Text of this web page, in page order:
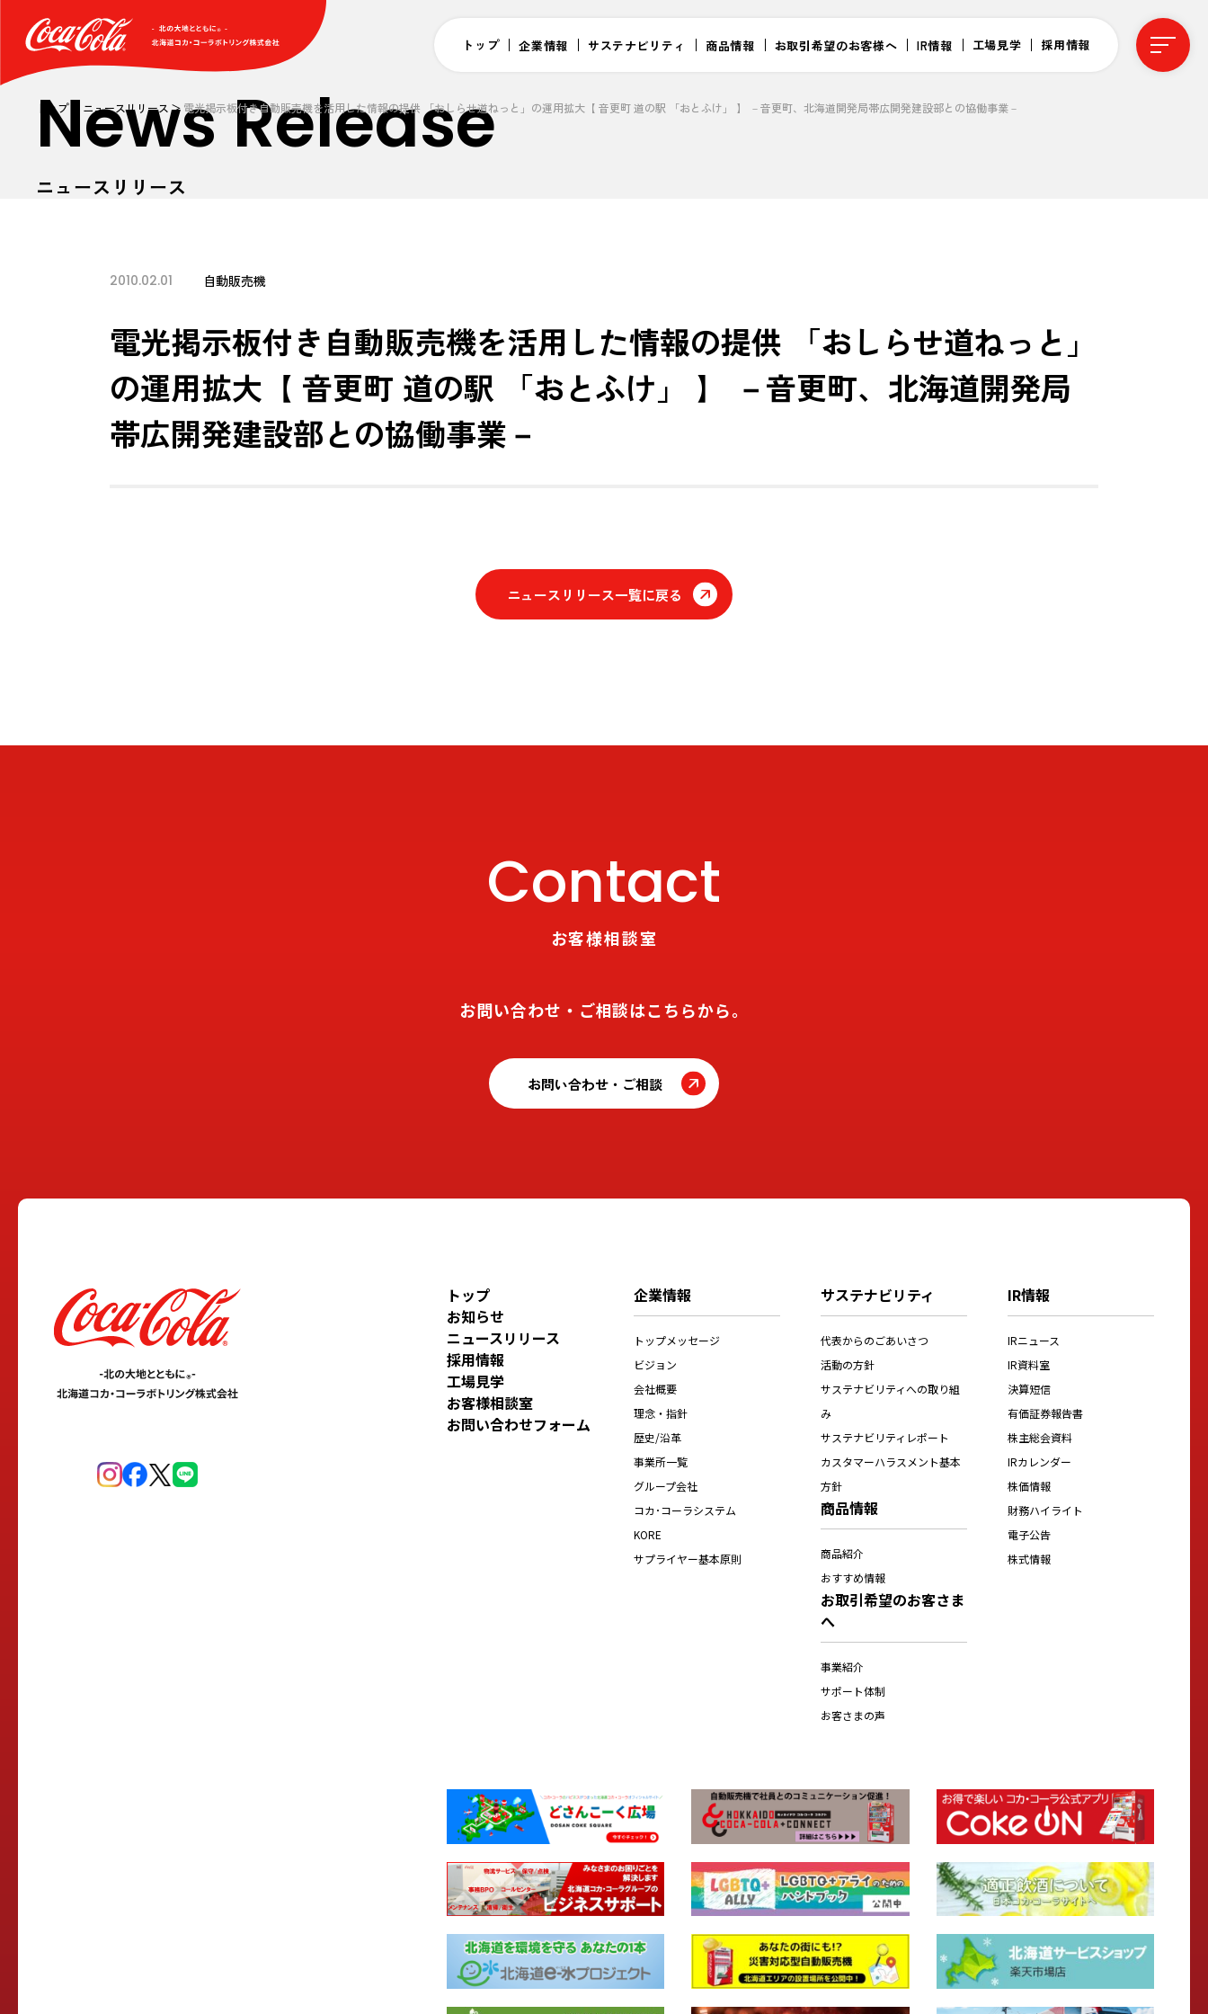
トップ 企業情報 サステナビリティ 商品情報 お取引希望のお客様へ IR情報 工場見学 採用情報
トップ ニュースリリース 電光掲示板付き自動販売機を活用した情報の提供 「おしらせ道ねっと」の運用拡大【 音更町 道の駅 「おとふけ」 】 －音更町、北海道開発局帯広開発建設部との協働事業－
News Release
ニュースリリース
2010.02.01 自動販売機
電光掲示板付き自動販売機を活用した情報の提供 「おしらせ道ねっと」
の運用拡大【 音更町 道の駅 「おとふけ」 】 －音更町、北海道開発局
帯広開発建設部との協働事業－
ニュースリリース一覧に戻る
Contact
お客様相談室
お問い合わせ・ご相談はこちらから。
お問い合わせ・ご相談
トップ
お知らせ
ニュースリリース
採用情報
工場見学
お客様相談室
お問い合わせフォーム
企業情報
トップメッセージ
ビジョン
会社概要
理念・指針
歴史/沿革
事業所一覧
グループ会社
コカ･コーラシステム
KORE
サプライヤー基本原則
サステナビリティ
代表からのごあいさつ
活動の方針
サステナビリティへの取り組
み
サステナビリティレポート
カスタマーハラスメント基本
方針
商品情報
商品紹介
おすすめ情報
お取引希望のお客さま
へ
事業紹介
サポート体制
お客さまの声
IR情報
IRニュース
IR資料室
決算短信
有価証券報告書
株主総会資料
IRカレンダー
株価情報
財務ハイライト
電子公告
株式情報